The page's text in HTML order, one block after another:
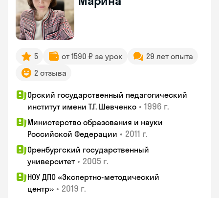
5 от 1590 ₽ за урок
29 лет опыта
2 отзыва
Орский государственный педагогический
институт имени Т.Г. Шевченко • 1996 г.
Министерство образования и науки
Российской Федерации • 2011 г.
Оренбургский государственный
университет • 2005 г.
НОУ ДПО «Экспертно-методический
центр» • 2019 г.